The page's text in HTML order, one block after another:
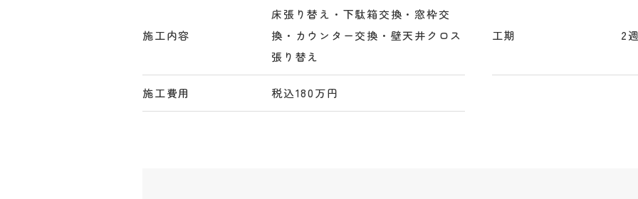
施工内容
床張り替え・下駄箱交換・窓枠交
換・カウンター交換・壁天井クロス
張り替え
工期 2
施工費用 税込180万円